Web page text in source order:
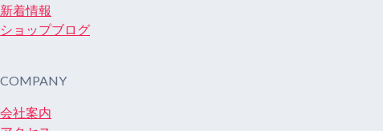
新着情報
ショップブログ
COMPANY
会社案内